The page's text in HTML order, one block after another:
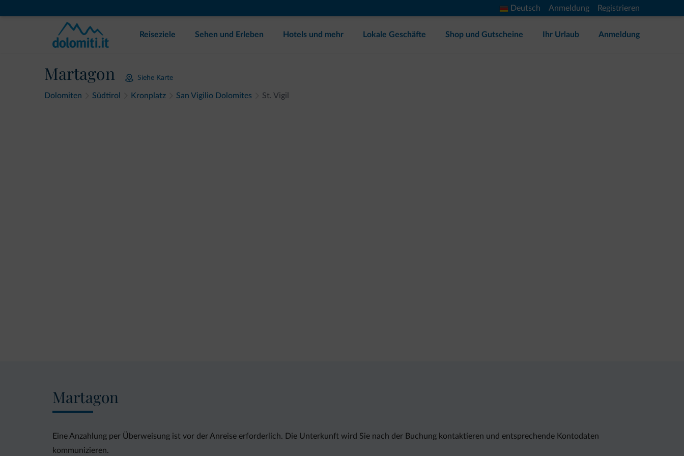
Deutsch Anmeldung Registrieren
Reiseziele Sehen und Erleben Hotels und mehr Lokale Geschäfte Shop und Gutscheine Ihr Urlaub Anmeldung
Martagon Siehe Karte
Dolomiten Südtirol Kronplatz San Vigilio Dolomites St. Vigil
Martagon
Eine Anzahlung per Überweisung ist vor der Anreise erforderlich. Die Unterkunft wird Sie nach der Buchung kontaktieren und entsprechende Kontodaten
kommunizieren.